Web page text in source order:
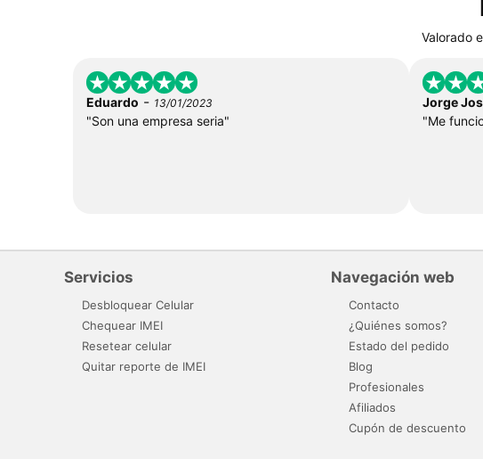
Valorado
Eduardo - 13/01/2023
"Son una empresa seria"
Jorge
"Me
Servicios
Desbloquear Celular
Chequear IMEI
Resetear celular
Quitar reporte de IMEI
Navegación web
Contacto
¿Quiénes somos?
Estado del pedido
Blog
Profesionales
Afiliados
Cupón de descuento